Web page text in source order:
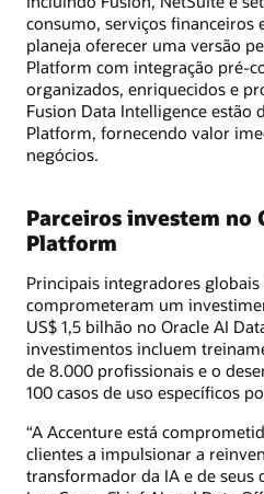
consumo, serviços financeiros
planeja oferecer uma versão
Platform com integração pré-
organizados, enriquecidos e
Fusion Data Intelligence estão
Platform, fornecendo valor
negócios.
Parceiros investem no
Platform
Principais integradores
comprometeram um
US$ 1,5 bilhão no Oracle AI
investimentos incluem
de 8.000 profissionais e o
100 casos de uso específicos
“A Accenture está
clientes a impulsionar a
transformador da IA e de seus